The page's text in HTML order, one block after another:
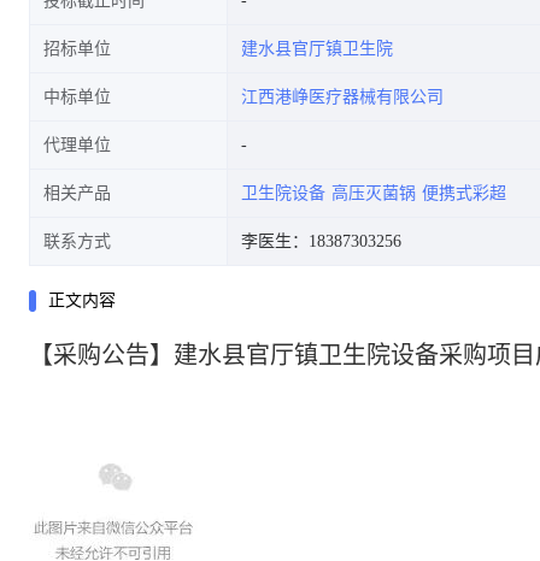
招标单位 建水县官厅镇卫生院
中标单位 江西港峥医疗器械有限公司
代理单位
相关产品 卫生院设备 高压灭菌锅 便携式彩超
联系方式 李医生：18387303256
正文内容
【采购公告】建水县官厅镇卫生院设备采购项